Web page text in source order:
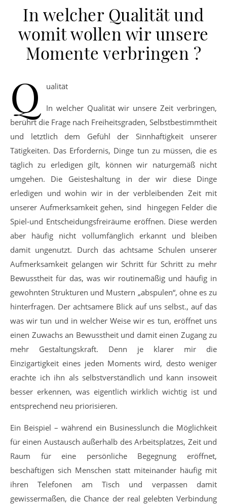
In welcher Qualität und
womit wollen wir unsere
Momente verbringen ?
Q ualität
In welcher Qualität wir unsere Zeit verbringen,
berührt die Frage nach Freiheitsgraden, Selbstbestimmtheit
und letztlich dem Gefühl der Sinnhaftigkeit unserer
Tätigkeiten. Das Erfordernis, Dinge tun zu müssen, die es
täglich zu erledigen gilt, können wir naturgemäß nicht
umgehen. Die Geisteshaltung in der wir diese Dinge
erledigen und wohin wir in der verbleibenden Zeit mit
unserer Aufmerksamkeit gehen, sind hingegen Felder die
Spiel-und Entscheidungsfreiräume eröffnen. Diese werden
aber häufig nicht vollumfänglich erkannt und bleiben
damit ungenutzt. Durch das achtsame Schulen unserer
Aufmerksamkeit gelangen wir Schritt für Schritt zu mehr
Bewusstheit für das, was wir routinemäßig und häufig in
gewohnten Strukturen und Mustern „abspulen“, ohne es zu
hinterfragen. Der achtsamere Blick auf uns selbst., auf das
was wir tun und in welcher Weise wir es tun, eröffnet uns
einen Zuwachs an Bewusstheit und damit einen Zugang zu
mehr Gestaltungskraft. Denn je klarer mir die
Einzigartigkeit eines jeden Moments wird, desto weniger
erachte ich ihn als selbstverständlich und kann insoweit
besser erkennen, was eigentlich wirklich wichtig ist und
entsprechend neu priorisieren.
Ein Beispiel – während ein Businesslunch die Möglichkeit
für einen Austausch außerhalb des Arbeitsplatzes, Zeit und
Raum für eine persönliche Begegnung eröffnet,
beschäftigen sich Menschen statt miteinander häufig mit
ihren Telefonen am Tisch und verpassen damit
gewissermaßen, die Chance der real gelebten Verbindung